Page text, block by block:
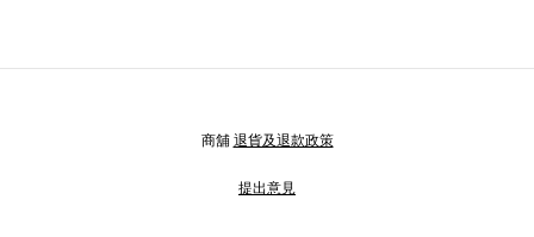
商舖 退貨及退款政策
提出意見